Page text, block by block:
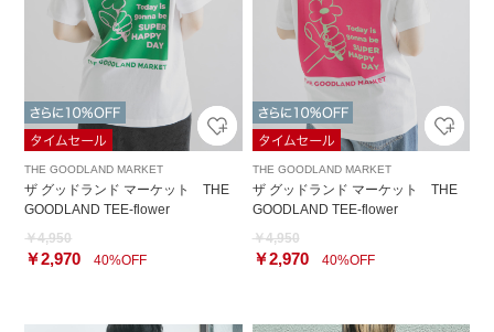
THE GOODLAND MARKET
ザ グッドランド マーケット THE
GOODLAND TEE-flower
￥4,950
￥2,970 40%OFF
THE GOODLAND MARKET
ザ グッドランド マーケット THE
GOODLAND TEE-flower
￥4,950
￥2,97040%OFF